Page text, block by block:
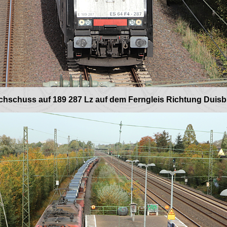
auf 189 287 Lz auf dem Ferngleis Richtung